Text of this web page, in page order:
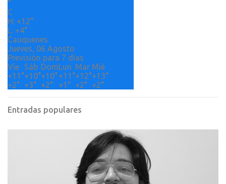
s
°
C
H: +12°
L: +4°
Cauquenes
Jueves, 06 Agosto
Previsión para 7 días
Vie
Sáb DomLun Mar Mié
+11°+10°+10°+11°+12°+13°
+2° +3° +2° +1° +2° +2°
Entradas populares